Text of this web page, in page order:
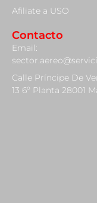
Afiliate a USO
Contacto
Email:
Calle Príncipe De
13 6º Planta 28001